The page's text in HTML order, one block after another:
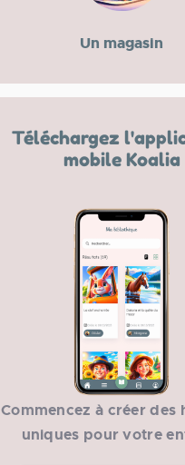
Un magasin
Téléchargez
mobile Koalia
Commencez à créer des
uniques pour votre